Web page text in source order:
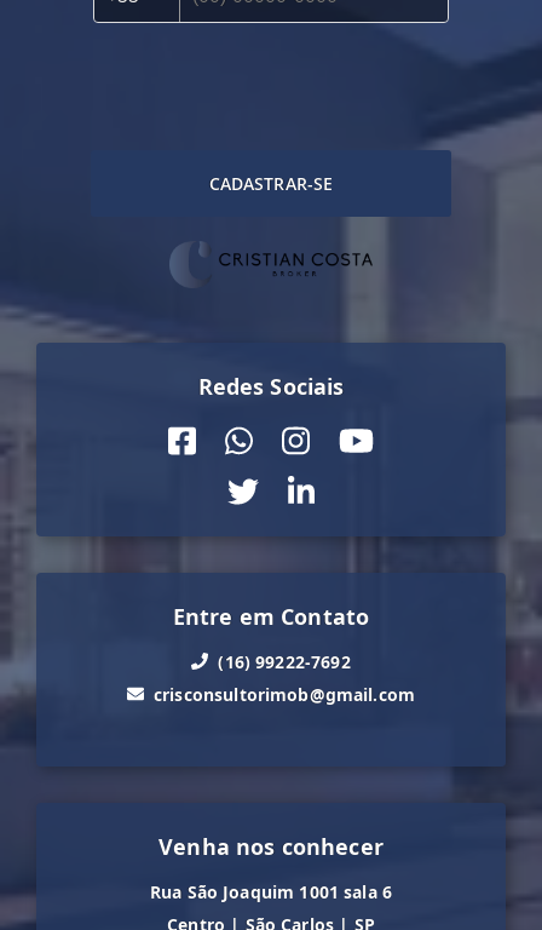
CADASTRAR-SE
Redes Sociais
Entre em Contato
(16) 99222-7692
crisconsultorimob@gmail.com
Venha nos conhecer
Rua São Joaquim 1001 sala 6
Centro | São Carlos | SP